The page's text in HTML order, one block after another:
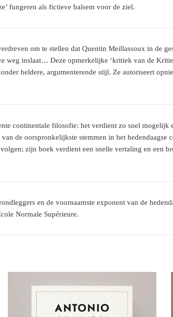
fungeren als fictieve balsem voor de ziel.
om te stellen dat Quentin Meillassoux in de
weg inslaat… Deze opmerkelijke ‘kritiek van de
heldere, argumenterende stijl. Ze autoriseert
continentale filosofie: het verdient zo snel
de oorspronkelijkste stemmen in het hedendaagse
zijn boek verdient een snelle vertaling en een
en de voornaamste exponent van de
Normale Supérieure.